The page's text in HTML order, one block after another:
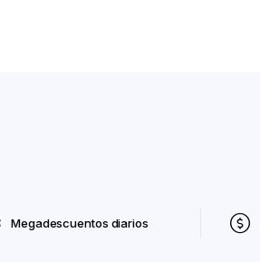
Megadescuentos diarios